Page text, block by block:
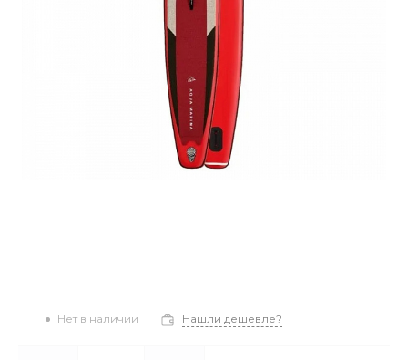
Нет в наличии Нашли дешевле?